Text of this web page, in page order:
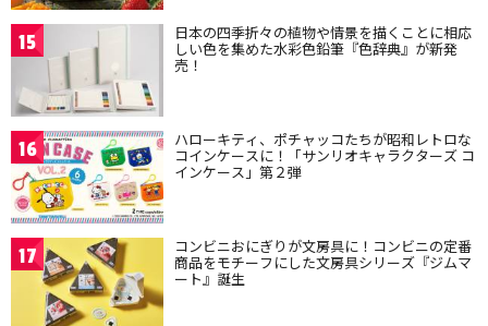
15 日本の四季折々の植物や情景を描くことに相応
しい色を集めた水彩色鉛筆『色辞典』が新発
売！
16 ハローキティ、ポチャッコたちが昭和レトロな
コインケースに！「サンリオキャラクターズ コ
インケース」第２弾
17 コンビニおにぎりが文房具に！コンビニの定番
商品をモチーフにした文房具シリーズ『ジムマ
ート』誕生